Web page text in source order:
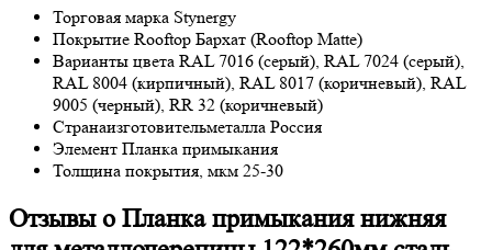
Торговая марка Stynergy
Покрытие Rooftop Бархат (Rooftop Matte)
Варианты цвета RAL 7016 (серый), RAL 7024 (серый),
RAL 8004 (кирпичный), RAL 8017 (коричневый), RAL
9005 (черный), RR 32 (коричневый)
Странаизготовительметалла Россия
Элемент Планка примыкания
Толщина покрытия, мкм 25-30
Отзывы о Планка примыкания нижняя